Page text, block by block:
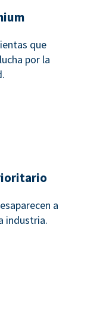
que
por la
a
industria.